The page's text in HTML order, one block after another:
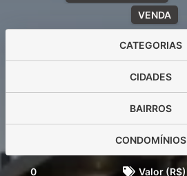
VENDA
CATEGORIAS
CIDADES
BAIRROS
CONDOMÍNIOS
0 Valor (R$)